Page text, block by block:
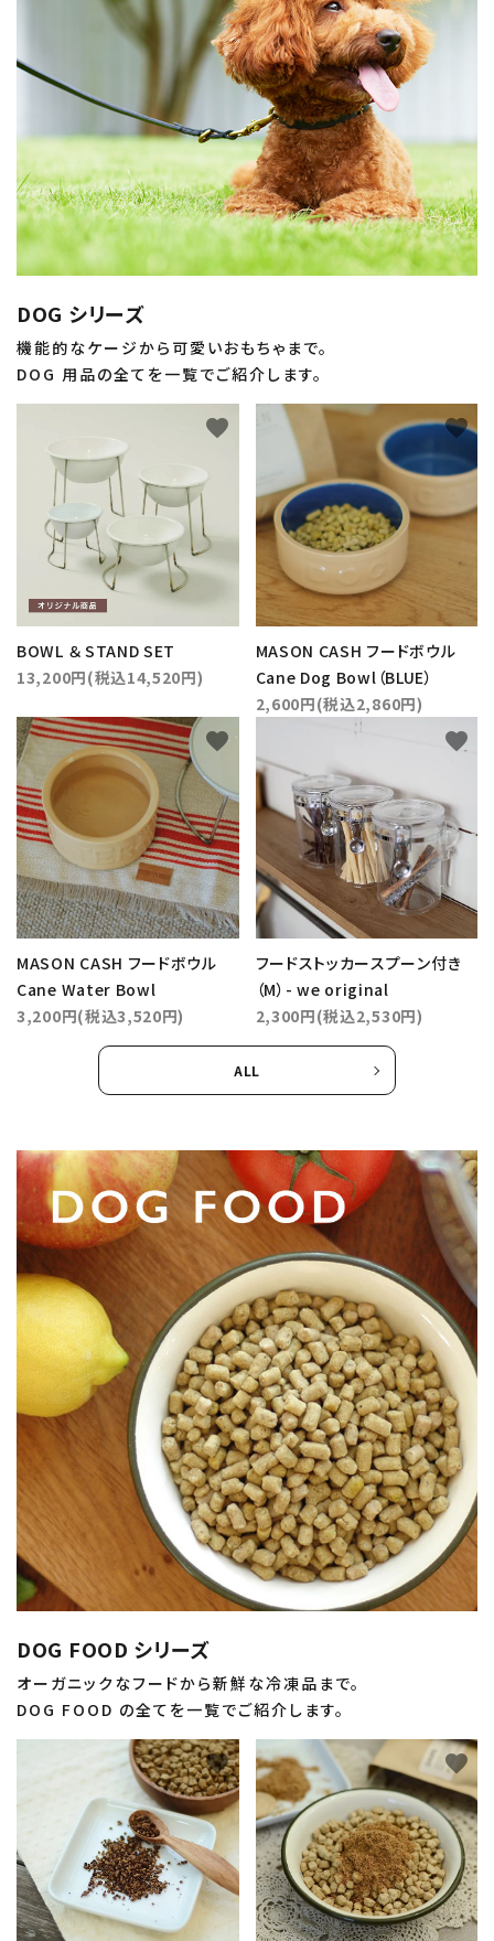
DOG シリーズ
機能的なケージから可愛いおもちゃまで。
DOG 用品の全てを一覧でご紹介します。
BOWL ＆ STAND SET
13,200円(税込14,520円)
favorite
MASON CASH フードボウル
Cane Dog Bowl（BLUE）
2,600円(税込2,860円)
favorite
MASON CASH フードボウル
Cane Water Bowl
3,200円(税込3,520円)
favorite
フードストッカースプーン付き
（M）- we original
2,300円(税込2,530円)
favorite
ALL
DOG FOOD シリーズ
オーガニックなフードから新鮮な冷凍品まで。
DOG FOOD の全てを一覧でご紹介します。
favorite favorite